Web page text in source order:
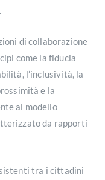
di collaborazione
come la fiducia
l’inclusività, la
e la
al modello
da rapporti
tra i cittadini